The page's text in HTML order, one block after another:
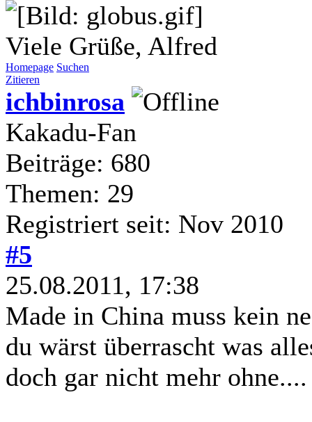
Viele Grüße, Alfred
Homepage Suchen
Zitieren
ichbinrosa
Kakadu-Fan
Beiträge: 680
Themen: 29
Registriert seit: Nov 2010
#5
25.08.2011, 17:38
Made in China muss kein
du wärst überrascht was
doch gar nicht mehr